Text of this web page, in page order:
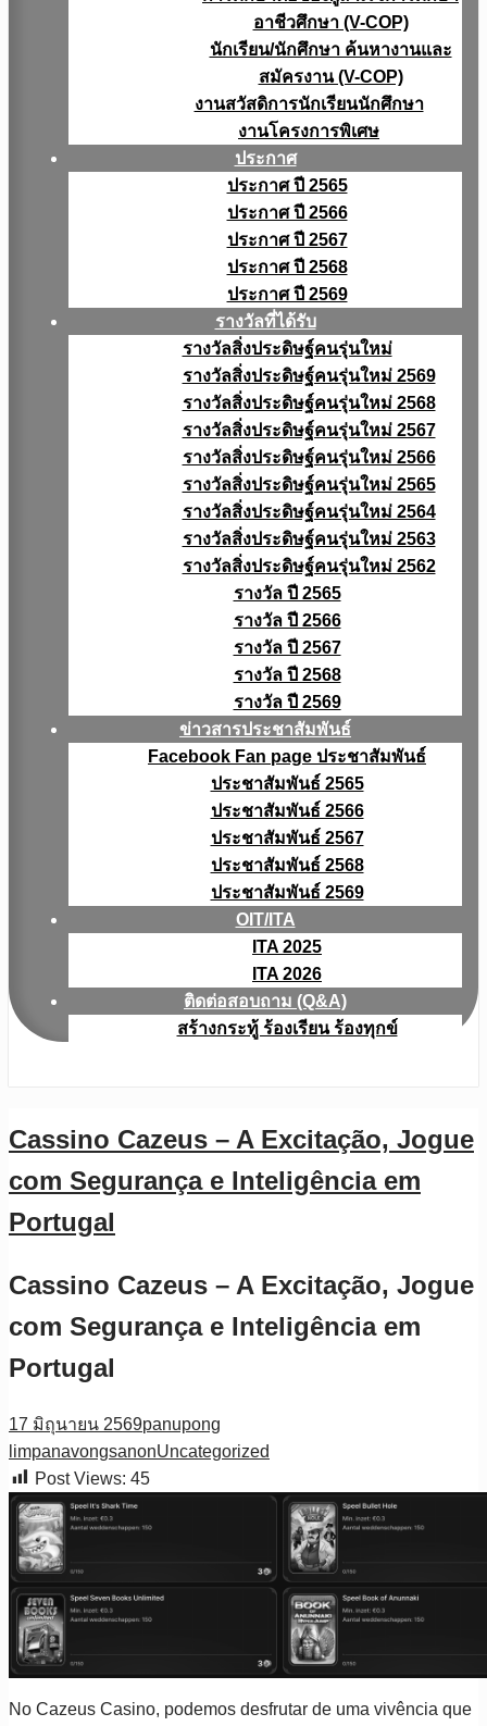
อาชีวศึกษา (V-COP)
นักเรียน/นักศึกษา ค้นหางานและ
สมัครงาน (V-COP)
งานสวัสดิการนักเรียนนักศึกษา
งานโครงการพิเศษ
ประกาศ
ประกาศ ปี 2565
ประกาศ ปี 2566
ประกาศ ปี 2567
ประกาศ ปี 2568
ประกาศ ปี 2569
รางวัลที่ได้รับ
รางวัลสิ่งประดิษฐ์คนรุ่นใหม่
รางวัลสิ่งประดิษฐ์คนรุ่นใหม่ 2569
รางวัลสิ่งประดิษฐ์คนรุ่นใหม่ 2568
รางวัลสิ่งประดิษฐ์คนรุ่นใหม่ 2567
รางวัลสิ่งประดิษฐ์คนรุ่นใหม่ 2566
รางวัลสิ่งประดิษฐ์คนรุ่นใหม่ 2565
รางวัลสิ่งประดิษฐ์คนรุ่นใหม่ 2564
รางวัลสิ่งประดิษฐ์คนรุ่นใหม่ 2563
รางวัลสิ่งประดิษฐ์คนรุ่นใหม่ 2562
รางวัล ปี 2565
รางวัล ปี 2566
รางวัล ปี 2567
รางวัล ปี 2568
รางวัล ปี 2569
ข่าวสารประชาสัมพันธ์
Facebook Fan page ประชาสัมพันธ์
ประชาสัมพันธ์ 2565
ประชาสัมพันธ์ 2566
ประชาสัมพันธ์ 2567
ประชาสัมพันธ์ 2568
ประชาสัมพันธ์ 2569
OIT/ITA
ITA 2025
ITA 2026
ติดต่อสอบถาม (Q&A)
สร้างกระทู้ ร้องเรียน ร้องทุกข์
Cassino Cazeus – A Excitação, Jogue
com Segurança e Inteligência em
Portugal
Cassino Cazeus – A Excitação, Jogue
com Segurança e Inteligência em
Portugal
17 มิถุนายน 2569panupong
limpanavongsanonUncategorized
Post Views: 45
No Cazeus Casino, podemos desfrutar de uma vivência que